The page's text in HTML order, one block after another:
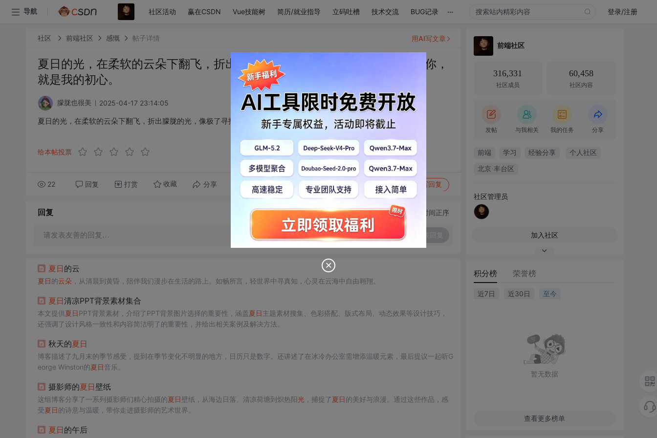
导航 社区活动 赢在CSDN Vue技能树 简历/就业指导 立码吐槽 技术交流 BUG记录 ... 登录/注册
社区 前端社区 感慨 帖子详情
夏日的光，在柔软的云朵下翻飞，折出朦胧的光，像极了寻找初心的人，而你，
就是我的初心。
朦胧也很美 2025-04-17 23:14:05
夏日的光，在柔软的云朵下翻飞，折出朦胧的光，像极了寻找初心的人，而你，就是我的初心。
给本帖投票
22 回复 打赏 收藏 分享 转发到动态 举报 写回复
用AI写文章
回复 切换为时间正序
请发表友善的回复…
夏日 的云
夏日的云朵 ，从清晨到黄昏，陪伴我们漫步在生活的路上。如畅所言，轻世界中寻真知，心灵在云海中自由翱翔。
夏日清凉PPT背景素材集合
本文提供夏日PPT背景素材，介绍了PPT背景图片选择的重要性，涵盖夏日主题素材搜集、色彩搭配、版式布局、动态效果等设计技巧，
还强调了设计风格一致性和内容简洁明了的重要性，并给出相关案例及解决方法。
秋天的夏日
博客描述了九月末的季节感受，提到在季节变化不明显的地方，日历只是数字。还讲述了在冰冷办公室需增添温暖元素，最后提议一起听G
eorge Winston的夏日音乐。
摄影师的夏日 壁纸
这组博客分享了一系列摄影师们精心拍摄的夏日壁纸，从海边日落、清凉荷塘到炽热阳光，捕捉了夏日的美好与浪漫。通过这些作品，感
受夏日的诗意与温暖，带你走进摄影师的艺术世界。
夏日 的午后
前端社区
316,331
社区成员
60,458
社区内容
发帖 与我相关 我的任务 分享
前端 学习 经验分享 个人社区
北京·丰台区
社区管理员
加入社区
积分榜 荣誉榜
近7日 近30日 至今
暂无数据
查看更多榜单